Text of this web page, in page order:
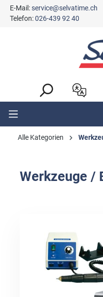
springen
E-Mail:service@selvatime.ch
Telefon:026-439 92 40
Alle Kategorien
Werkzeuge /